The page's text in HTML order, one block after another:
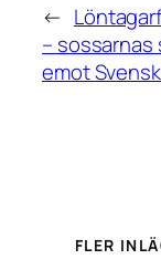
←
– sossarnas
emot
FLER